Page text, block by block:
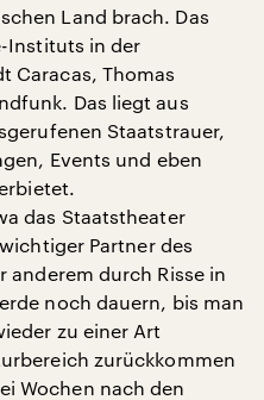
Land brach. Das
Instituts in der
Caracas, Thomas
Das liegt aus
Staatstrauer,
Events und eben
das Staatstheater
wichtiger Partner des
durch Risse in
noch dauern, bis man
zu einer Art
zurückkommen
Wochen nach den